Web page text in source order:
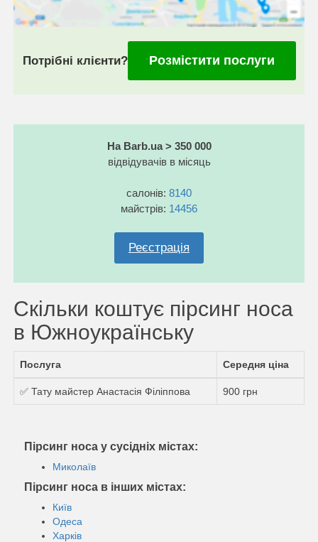
Потрібні клієнти? Розмістити послуги
На Barb.ua > 350 000
відвідувачів в місяць
салонів: 8140
майстрів: 14456
Реєстрація
Скільки коштує пірсинг носа
в Южноукраїнську
Послуга Середня ціна
✅ Тату майстер Анастасія Філіппова 900 грн
Пірсинг носа у сусідніх містах:
Миколаїв
Пірсинг носа в інших містах:
Київ
Одеса
Харків